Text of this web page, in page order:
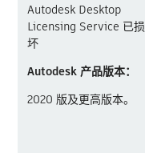
Autodesk Desktop
Licensing Service 已损
坏
Autodesk 产品版本：
2020 版及更高版本。